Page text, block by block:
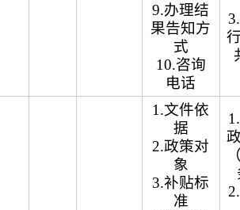
9.办理结
果告知方
式
10.咨询
电话
1.文件依
据
2.政策对
象
3.补贴标
准